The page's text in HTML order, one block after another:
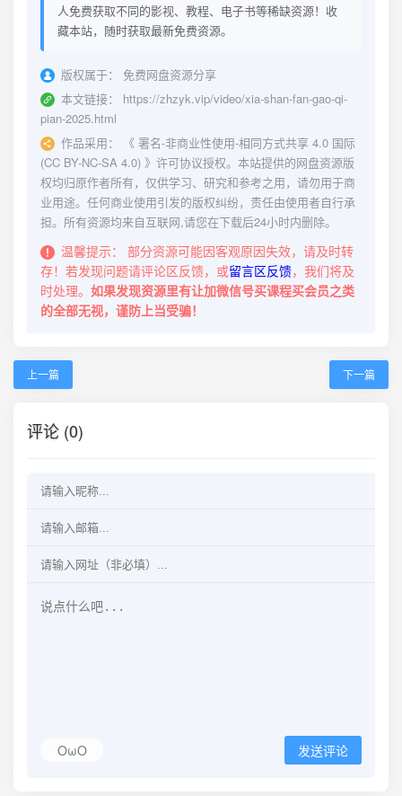
人免费获取不同的影视、教程、电子书等稀缺资源！收
藏本站，随时获取最新免费资源。
版权属于：
免费网盘资源分享
本文链接：
https://zhzyk.vip/video/xia-shan-fan-gao-qi-
pian-2025.html
作品采用：
《 署名-非商业性使用-相同方式共享 4.0 国际
(CC BY-NC-SA 4.0) 》许可协议授权。本站提供的网盘资源版
权均归原作者所有，仅供学习、研究和参考之用，请勿用于商
业用途。任何商业使用引发的版权纠纷，责任由使用者自行承
担。所有资源均来自互联网,请您在下载后24小时内删除。
温馨提示：
部分资源可能因客观原因失效，请及时转
存！若发现问题请评论区反馈，或留言区反馈，我们将及
时处理。 如果发现资源里有让加微信号买课程买会员之类
的全部无视，谨防上当受骗！
上一篇 下一篇
评论 (0)
OωO 发送评论